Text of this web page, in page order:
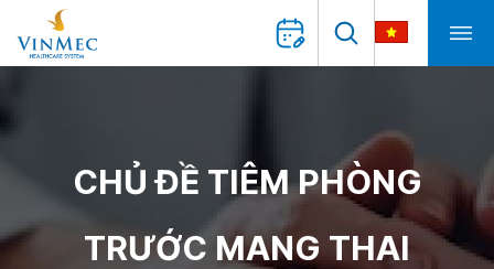
CHỦ ĐỀ TIÊM PHÒNG
TRƯỚC MANG THAI